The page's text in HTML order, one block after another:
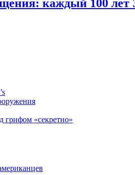
каждый 100 лет
грифом «секретно»